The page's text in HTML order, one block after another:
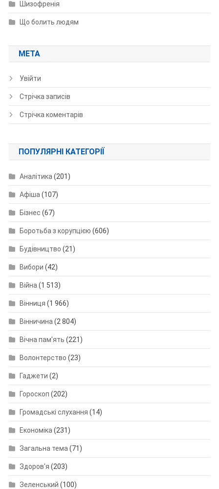
Шизофренія
Що болить людям
МЕТА
Увійти
Стрічка записів
Стрічка коментарів
ПОПУЛЯРНІ КАТЕГОРІЇ
Аналітика (201)
Афіша (107)
Бізнес (67)
Боротьба з корупцією (606)
Будівництво (21)
Вибори (42)
Війна (1 513)
Вінниця (1 966)
Вінничина (2 804)
Вічна пам'ять (221)
Волонтерство (23)
Гаджети (2)
Гороскоп (202)
Громадські слухання (14)
Економіка (231)
Загальна тема (71)
Здоров'я (203)
Зеленський (100)